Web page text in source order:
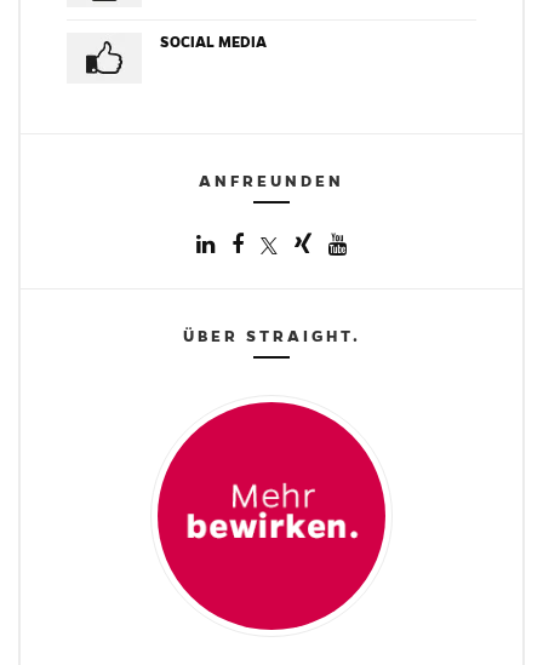
SOCIAL MEDIA
ANFREUNDEN
ÜBER STRAIGHT.